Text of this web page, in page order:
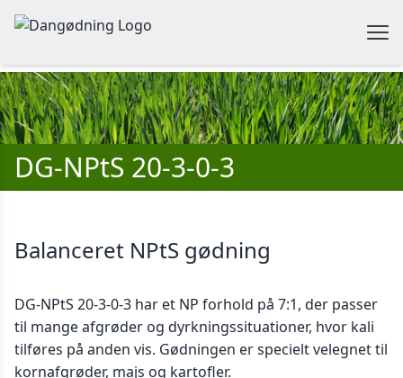
DG-NPtS 20-3-0-3
Balanceret NPtS gødning
DG-NPtS 20-3-0-3 har et NP forhold på 7:1, der passer
til mange afgrøder og dyrkningssituationer, hvor kali
tilføres på anden vis. Gødningen er specielt velegnet til
kornafgrøder, majs og kartofler.